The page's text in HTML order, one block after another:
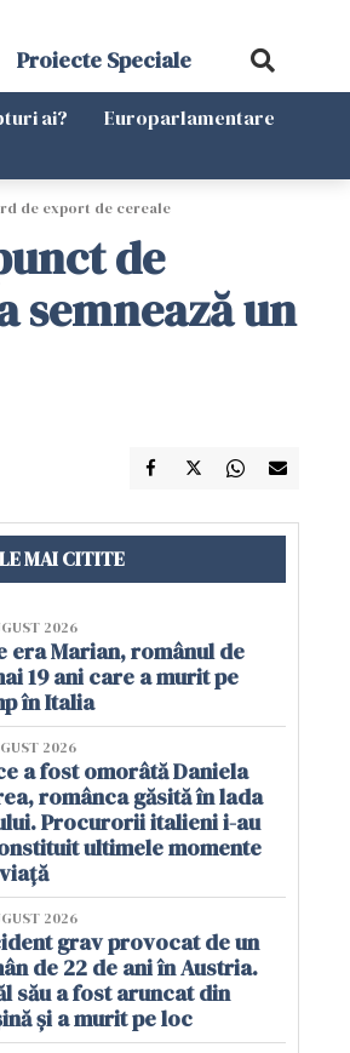
Proiecte Speciale
ai?
Europarlamentare
de export de cereale
de
semnează un
MAI CITITE
2026
era Marian, românul de
19 ani care a murit pe
în Italia
2026
a fost omorâtă Daniela
românca găsită în lada
Procurorii italieni i-au
ultimele momente
2026
grav provocat de un
de 22 de ani în Austria.
său a fost aruncat din
și a murit pe loc